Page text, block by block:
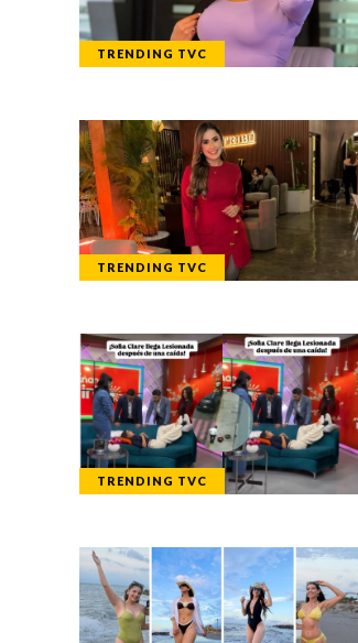
TRENDING TVC
TRENDING TVC
TRENDING TVC